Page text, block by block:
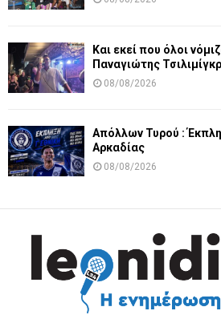
Και εκεί που όλοι
Παναγιώτης
08/08/2026
Απόλλων Τυρού :
Αρκαδίας
08/08/2026